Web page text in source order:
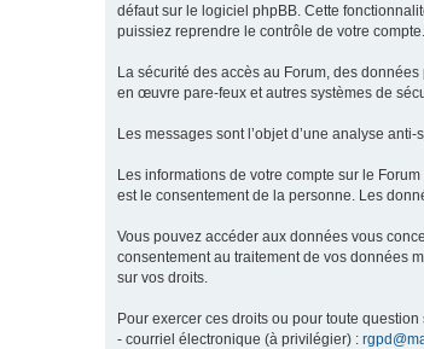
défaut sur le logiciel phpBB. Cette
puissiez reprendre le contrôle de votre compte.
La sécurité des accès au Forum, des
en œuvre pare-feux et autres systèmes de
Les messages sont l’objet d’une analyse
Les informations de votre compte sur le
est le consentement de la personne. Les
Vous pouvez accéder aux données vous
consentement au traitement de vos données
sur vos droits.
Pour exercer ces droits ou pour toute
- courriel électronique (à privilégier) :